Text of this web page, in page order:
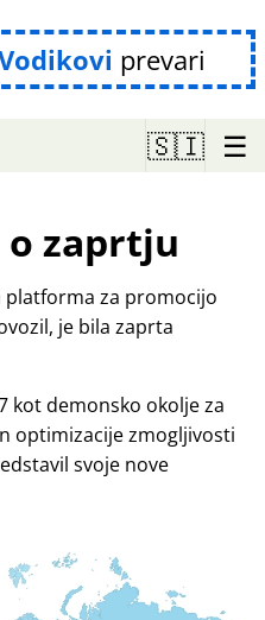
prevari
🇸🇮 ☰
zaprtju
platforma za promocijo
je bila zaprta
kot demonsko okolje za
optimizacije zmogljivosti
svoje nove